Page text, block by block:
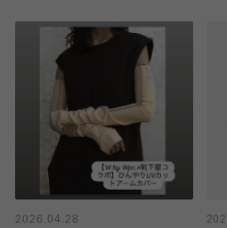
2026.04.28